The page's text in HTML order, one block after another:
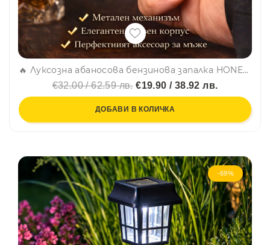
🔥 Луксозна абаносова бензинова запалка HONEST WOOD VINTAGE с 3 камъчета в комплекта, подаръчна кутия
€32.00 / 62.59 лв.€19.90 / 38.92 лв.
ДОБАВИ В КОЛИЧКА
-69%